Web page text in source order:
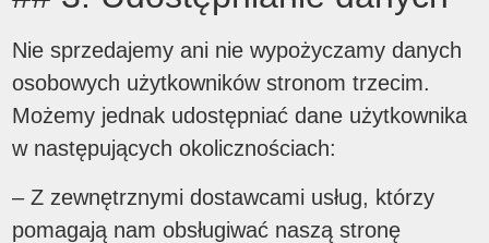
Nie sprzedajemy ani nie wypożyczamy danych
osobowych użytkowników stronom trzecim.
Możemy jednak udostępniać dane użytkownika
w następujących okolicznościach:
– Z zewnętrznymi dostawcami usług, którzy
pomagają nam obsługiwać naszą stronę